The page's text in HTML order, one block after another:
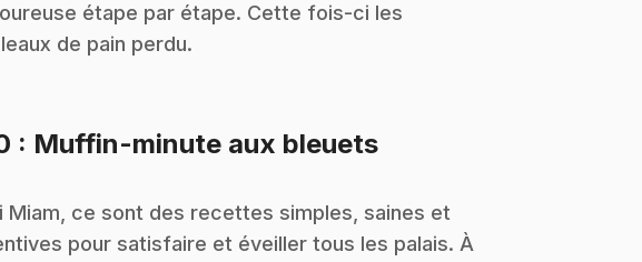
étape par étape. Cette fois-ci les
de pain perdu.
: Muffin-minute aux bleuets.
Miam, ce sont des recettes simples, saines et
pour satisfaire et éveiller tous les palais. À